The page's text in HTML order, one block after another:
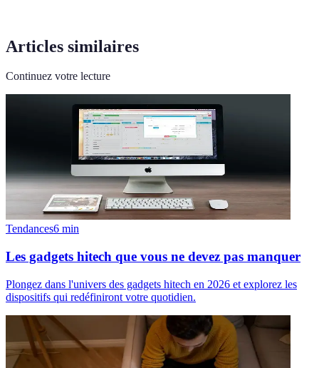
Articles similaires
Continuez votre lecture
Tendances6 min
Les gadgets hitech que vous ne devez pas manquer
Plongez dans l'univers des gadgets hitech en 2026 et explorez les
dispositifs qui redéfiniront votre quotidien.